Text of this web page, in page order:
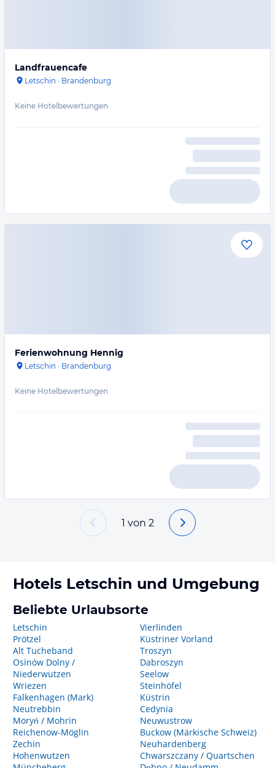
Landfrauencafe
Letschin · Brandenburg
Keine Hotelbewertungen
Ferienwohnung Hennig
Letschin · Brandenburg
Keine Hotelbewertungen
1 von 2
Hotels Letschin und Umgebung
Beliebte Urlaubsorte
Letschin
Prötzel
Alt Tucheband
Osinów Dolny /
Niederwutzen
Wriezen
Falkenhagen (Mark)
Neutrebbin
Moryń / Mohrin
Reichenow-Möglin
Zechin
Hohenwutzen
Vierlinden
Küstriner Vorland
Troszyn
Dabroszyn
Seelow
Steinhöfel
Küstrin
Cedynia
Neuwustrow
Buckow (Märkische Schweiz)
Neuhardenberg
Chwarszczany / Quartschen